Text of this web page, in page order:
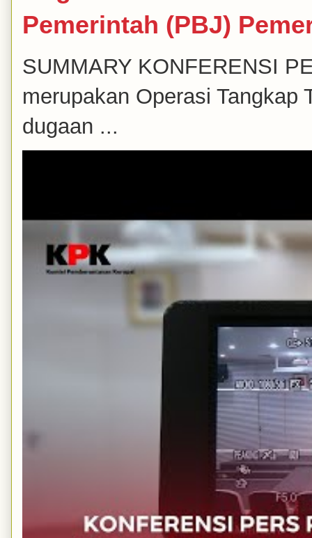
Pemerintah (PBJ)
SUMMARY KONFERENSI
merupakan Operasi Tangkap
dugaan ...